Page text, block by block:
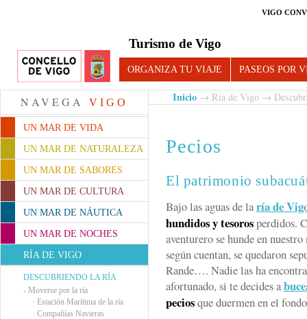
VIGO
Turismo de Vigo
ORGANIZA TU VIAJE PASEOS POR
NAVEGA VIGO
UN MAR DE VIDA
UN MAR DE NATURALEZA
UN MAR DE SABORES
UN MAR DE CULTURA
UN MAR DE NÁUTICA
UN MAR DE NOCHES
RÍA DE VIGO
DESCUBRIENDO LA RÍA
- Moverse por la ría
· Estación Marítima de la ría
· Compañías Navieras
Inicio → Ría de Vigo →
Pecios
El patrimonio
Bajo las aguas de laría de
hundidos y tesorosperdidos.
aventurero se hunde en
según cuentan, se quedaron
Rande…. Nadie las ha
afortunado, si te decides a
peciosque duermen en el